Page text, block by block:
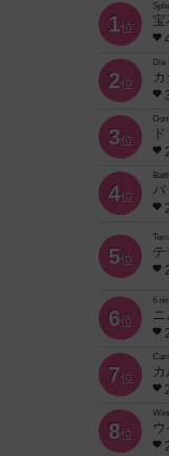
1位
宝
2位
Die
3位
4位
バ
5位
6位
6
ニ
7位
8位
ウ